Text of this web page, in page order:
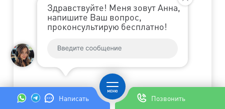
Написать Позвонить
Здравствуйте! Меня зовут Анна,
напишите Ваш вопрос,
проконсультирую бесплатно!